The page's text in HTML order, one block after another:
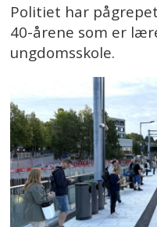
Politiet har
40-årene som er
ungdomsskole.